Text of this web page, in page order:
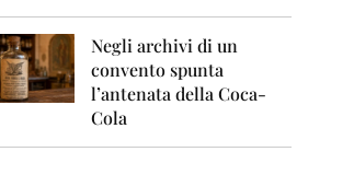
Negli archivi di un
convento spunta
l’antenata della Coca-
Cola